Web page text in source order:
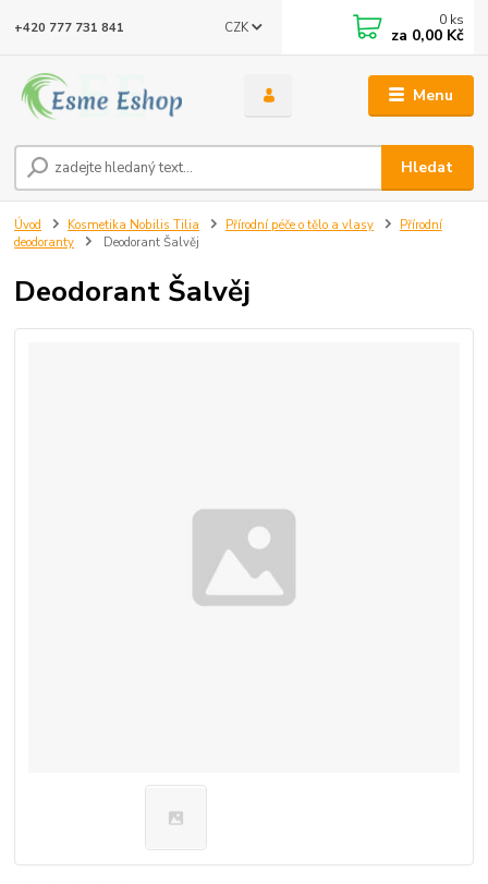
Menu
CZK
Hledat
+420 777 731 841 0 ks
za 0,00 Kč
Úvod Kosmetika Nobilis Tilia Přírodní péče o tělo a vlasy
Přírodní
deodoranty
Deodorant Šalvěj
Deodorant Šalvěj